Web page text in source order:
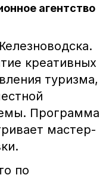
агентство
креативных
туризма,
Программа
мастер-
по